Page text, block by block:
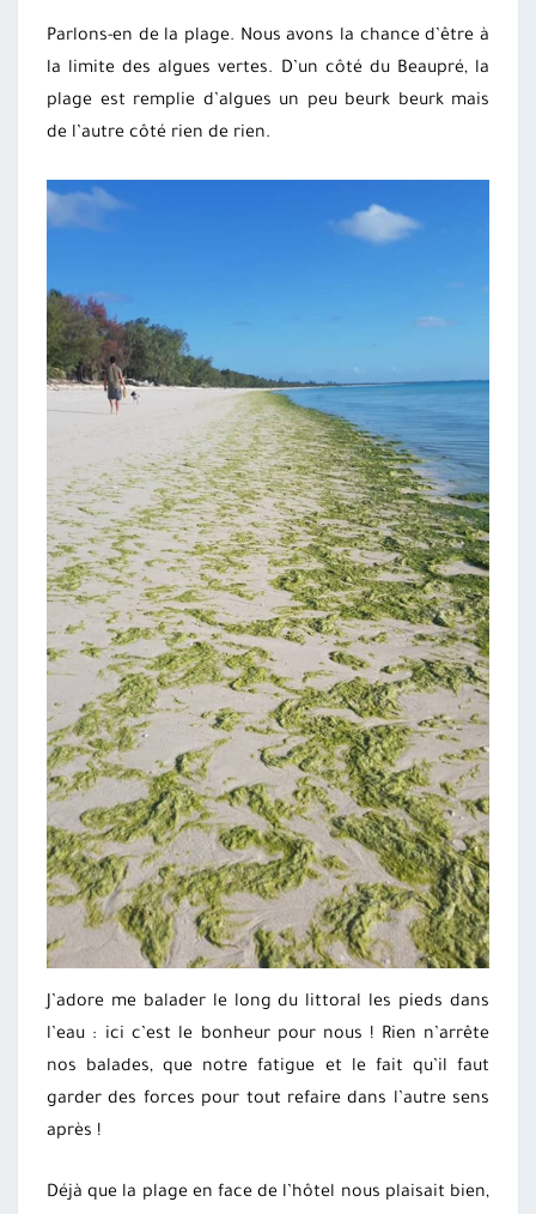
Parlons-en de la plage. Nous avons la chance d’être à
la limite des algues vertes. D’un côté du Beaupré, la
plage est remplie d’algues un peu beurk beurk mais
de l’autre côté rien de rien.
J’adore me balader le long du littoral les pieds dans
l’eau : ici c’est le bonheur pour nous ! Rien n’arrête
nos balades, que notre fatigue et le fait qu’il faut
garder des forces pour tout refaire dans l’autre sens
après !
Déjà que la plage en face de l’hôtel nous plaisait bien,